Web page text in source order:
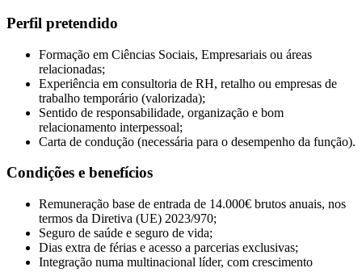
Perfil pretendido
Formação em Ciências Sociais, Empresariais ou áreas
relacionadas;
Experiência em consultoria de RH, retalho ou empresas de
trabalho temporário (valorizada);
Sentido de responsabilidade, organização e bom
relacionamento interpessoal;
Carta de condução (necessária para o desempenho da função).
Condições e benefícios
Remuneração base de entrada de 14.000€ brutos anuais, nos
termos da Diretiva (UE) 2023/970;
Seguro de saúde e seguro de vida;
Dias extra de férias e acesso a parcerias exclusivas;
Integração numa multinacional líder, com crescimento